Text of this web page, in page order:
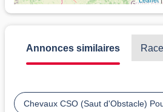
Annonces similaires
Chevaux CSO (Saut d'Obstacle)